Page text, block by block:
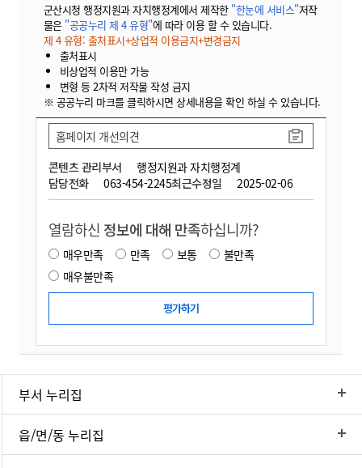
군산시청 행정지원과 자치행정계에서 제작한 "한눈에 서비스"저작
물은 "공공누리 제 4 유형"에 따라 이용 할 수 있습니다.
제 4 유형: 출처표시+상업적 이용금지+변경금지
출처표시
비상업적 이용만 가능
변형 등 2차적 저작물 작성 금지
※ 공공누리 마크를 클릭하시면 상세내용을 확인 하실 수 있습니다.
콘텐츠 관리부서
행정지원과 자치행정계
담당전화
063-454-2245최근수정일 2025-02-06
홈페이지 개선의견
열람하신 정보에 대해 만족하십니까?
매우만족 만족 보통
불만족
매우불만족
부서 누리집
읍/면/동 누리집